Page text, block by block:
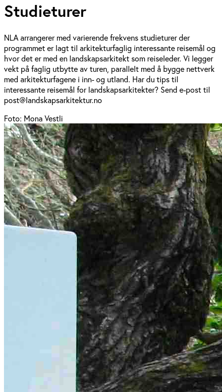
Studieturer
NLA arrangerer med varierende frekvens studieturer der
programmet er lagt til arkitekturfaglig interessante reisemål og
hvor det er med en landskapsarkitekt som reiseleder. Vi legger
vekt på faglig utbytte av turen, parallelt med å bygge nettverk
med arkitekturfagene i inn- og utland. Har du tips til
interessante reisemål for landskapsarkitekter? Send e-post til
post@landskapsarkitektur.no
Foto: Mona Vestli